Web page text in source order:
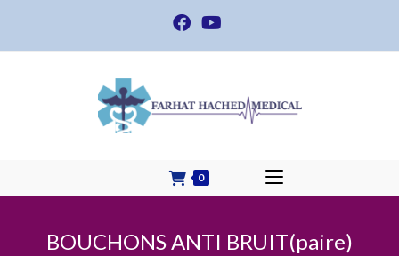
content
0
BOUCHONS ANTI BRUIT(paire)